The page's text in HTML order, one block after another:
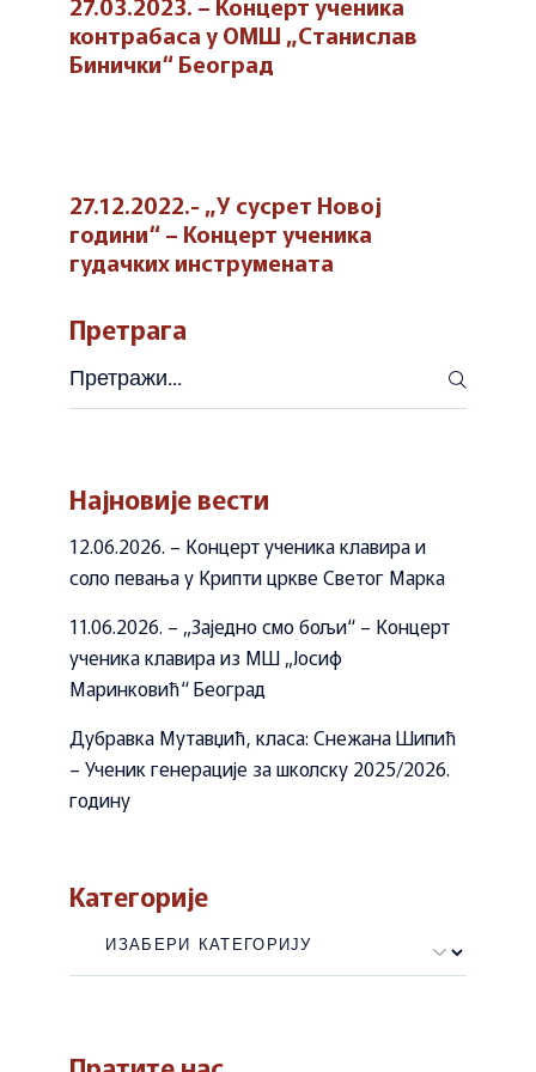
контрабаса у ОМШ „Станислав
Бинички“ Београд
27.12.2022.- „У сусрет Новој
години“ – Концерт ученика
гудачких инструмената
Претрага
Претражи
Најновије вести
12.06.2026. – Концерт ученика клавира и
соло певања у Крипти цркве Светог Марка
11.06.2026. – „Заједно смо бољи“ – Концерт
ученика клавира из МШ „Јосиф
Маринковић“ Београд
Дубравка Мутавџић, класа: Снежана Шипић
– Ученик генерације за школску 2025/2026.
годину
Категорије
Категорије